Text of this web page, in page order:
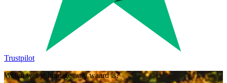
Trustpilot
Weten wat je huidige auto waard is?